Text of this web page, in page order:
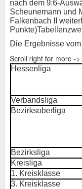
nach dem 9:6-
Scheunemann und
Falkenbach II
Die Ergebnisse
Scroll right for more ->
Hessenliga
Verbandsliga
Bezirksoberliga
Bezirksliga
Kreisliga
1. Kreisklasse
3. Kreisklasse